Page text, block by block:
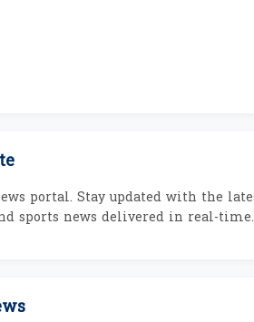
portal. Stay updated with the
sports news delivered in real-time.